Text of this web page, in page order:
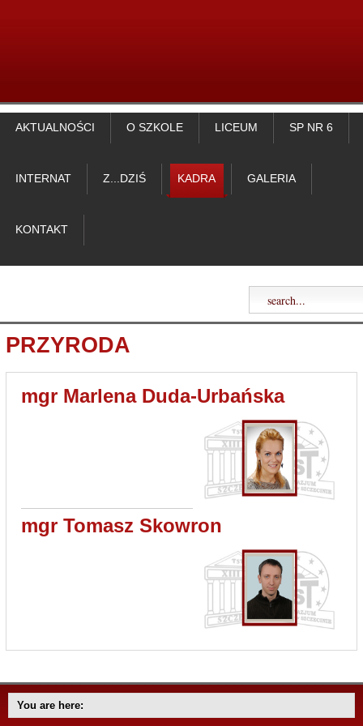
AKTUALNOŚCI O SZKOLE LICEUM SP NR 6
INTERNAT Z...DZIŚ KADRA GALERIA
KONTAKT
PRZYRODA
mgr Marlena Duda-Urbańska
mgr Tomasz Skowron
You are here: